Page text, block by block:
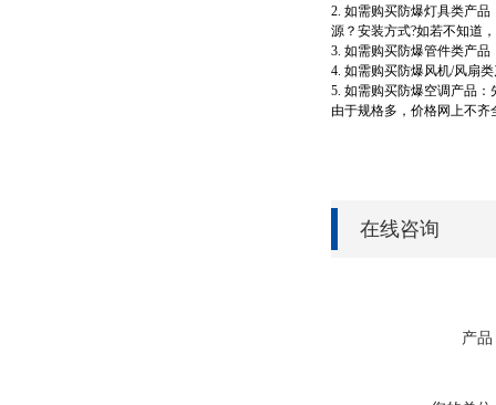
2. 如需购买防爆灯具类产
源？安装方式?如若不知道
3. 如需购买防爆管件类产
4. 如需购买防爆风机/风扇
5. 如需购买防爆空调产品
由于规格多，价格网上不
在线咨询
产品